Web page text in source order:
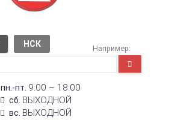
НСК Например:
пн.-пт. 9:00 – 18:00
сб. ВЫХОДНОЙ
вс. ВЫХОДНОЙ